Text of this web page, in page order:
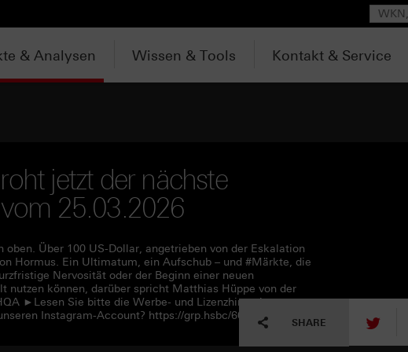
Suche
& Analysen Wissen & Tools Kontakt & Service
jetzt der nächste
25.03.2026
Über 100 US-Dollar, angetrieben von der Eskalation
Hormus. Ein Ultimatum, ein Aufschub – und #Märkte, die
Nervosität oder der Beginn einer neuen
nutzen können, darüber spricht Matthias Hüppe von der
►Lesen Sie bitte die Werbe- und Lizenzhinweise unter
Instagram-Account? https://grp.hsbc/6050q4HQC
SHARE tweet